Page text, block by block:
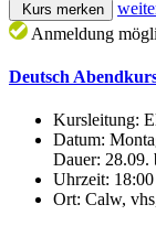
Kurs merken
Anmeldung
Deutsch
Kursleitung:
Datum:
Dauer: 28.09.
Uhrzeit:
Ort: Calw,